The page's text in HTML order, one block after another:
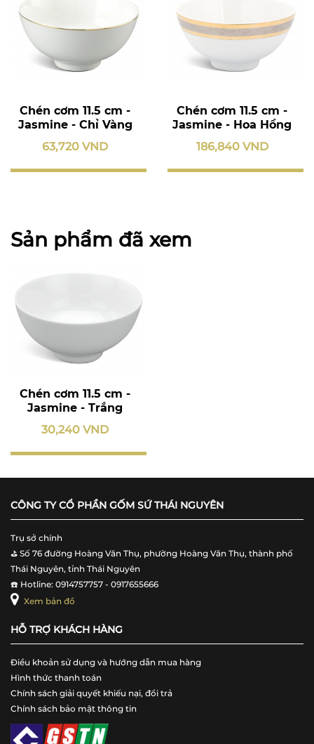
Chén cơm 11.5 cm -
Jasmine - Chỉ Vàng
63,720 VND
Chén cơm 11.5 cm -
Jasmine - Hoa Hồng
186,840 VND
Sản phẩm đã xem
Chén cơm 11.5 cm -
Jasmine - Trắng
30,240 VND
CÔNG TY CỔ PHẦN GỐM SỨ THÁI NGUYÊN
Trụ sở chính
⛳️ Số 76 đường Hoàng Văn Thụ, phường Hoàng Văn Thụ, thành phố
Thái Nguyên, tỉnh Thái Nguyên
☎️ Hotline: 0914757757 - 0917655666
Xem bản đồ
HỖ TRỢ KHÁCH HÀNG
Điều khoản sử dụng và hướng dẫn mua hàng
Hình thức thanh toán
Chính sách giải quyết khiếu nại, đổi trả
Chính sách bảo mật thông tin